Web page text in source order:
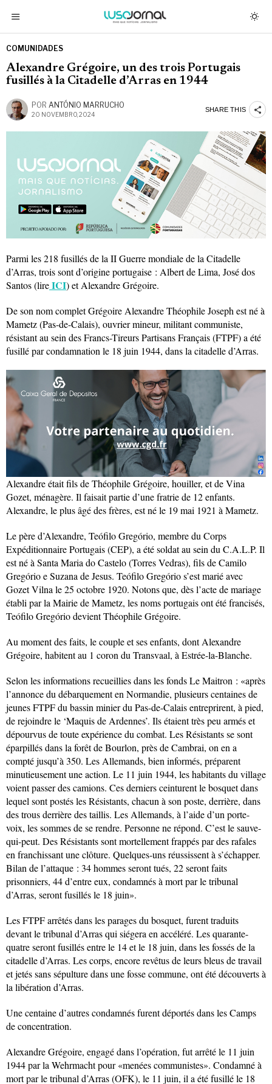
COMUNIDADES
Alexandre Grégoire, un des trois Portugais
fusillés à la Citadelle d’Arras en 1944
POR ANTÓNIO MARRUCHO
20 NOVEMBRO, 2024
SHARE THIS
Parmi les 218 fusillés de la II Guerre mondiale de la Citadelle
d’Arras, trois sont d’origine portugaise : Albert de Lima, José dos
Santos (lireICI) et Alexandre Grégoire.
De son nom complet Grégoire Alexandre Théophile Joseph est né à
Mametz (Pas-de-Calais), ouvrier mineur, militant communiste,
résistant au sein des Francs-Tireurs Partisans Français (FTPF) a été
fusillé par condamnation le 18 juin 1944, dans la citadelle d’Arras.
Alexandre était fils de Théophile Grégoire, houiller, et de Vina
Gozet, ménagère. Il faisait partie d’une fratrie de 12 enfants.
Alexandre, le plus âgé des frères, est né le 19 mai 1921 à Mametz.
Le père d’Alexandre, Teófilo Gregório, membre du Corps
Expéditionnaire Portugais (CEP), a été soldat au sein du C.A.L.P. Il
est né à Santa Maria do Castelo (Torres Vedras), fils de Camilo
Gregório e Suzana de Jesus. Teófilo Gregório s’est marié avec
Gozet Vilna le 25 octobre 1920. Notons que, dès l’acte de mariage
établi par la Mairie de Mametz, les noms portugais ont été francisés,
Teófilo Gregório devient Théophile Grégoire.
Au moment des faits, le couple et ses enfants, dont Alexandre
Grégoire, habitent au 1 coron du Transvaal, à Estrée-la-Blanche.
Selon les informations recueillies dans les fonds Le Maitron : «après
l’annonce du débarquement en Normandie, plusieurs centaines de
jeunes FTPF du bassin minier du Pas-de-Calais entreprirent, à pied,
de rejoindre le ‘Maquis de Ardennes’. Ils étaient très peu armés et
dépourvus de toute expérience du combat. Les Résistants se sont
éparpillés dans la forêt de Bourlon, près de Cambrai, on en a
compté jusqu’à 350. Les Allemands, bien informés, préparent
minutieusement une action. Le 11 juin 1944, les habitants du village
voient passer des camions. Ces derniers ceinturent le bosquet dans
lequel sont postés les Résistants, chacun à son poste, derrière, dans
des trous derrière des taillis. Les Allemands, à l’aide d’un porte-
voix, les sommes de se rendre. Personne ne répond. C’est le sauve-
qui-peut. Des Résistants sont mortellement frappés par des rafales
en franchissant une clôture. Quelques-uns réussissent à s’échapper.
Bilan de l’attaque : 34 hommes seront tués, 22 seront faits
prisonniers, 44 d’entre eux, condamnés à mort par le tribunal
d’Arras, seront fusillés le 18 juin».
Les FTPF arrêtés dans les parages du bosquet, furent traduits
devant le tribunal d’Arras qui siégera en accéléré. Les quarante-
quatre seront fusillés entre le 14 et le 18 juin, dans les fossés de la
citadelle d’Arras. Les corps, encore revêtus de leurs bleus de travail
et jetés sans sépulture dans une fosse commune, ont été découverts à
la libération d’Arras.
Une centaine d’autres condamnés furent déportés dans les Camps
de concentration.
Alexandre Grégoire, engagé dans l’opération, fut arrêté le 11 juin
1944 par la Wehrmacht pour «menées communistes». Condamné à
mort par le tribunal d’Arras (OFK), le 11 juin, il a été fusillé le 18